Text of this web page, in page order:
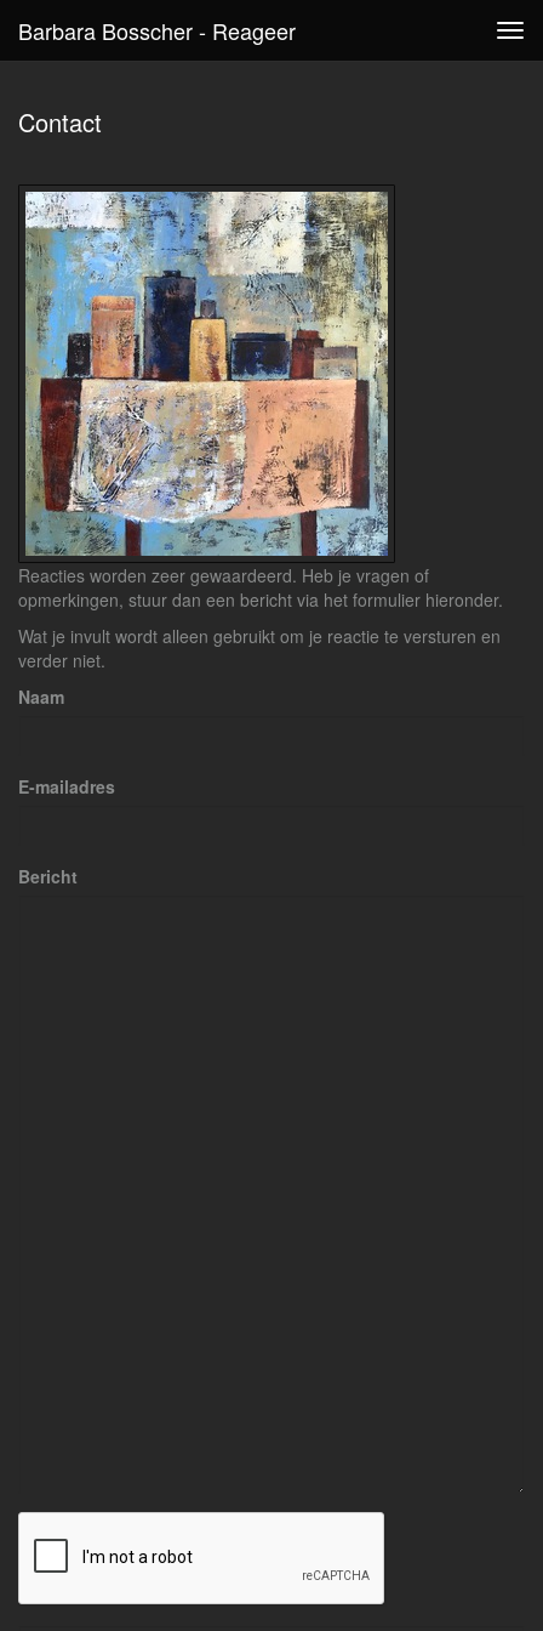
Barbara Bosscher - Reageer
Contact
Reacties worden zeer gewaardeerd. Heb je vragen of
opmerkingen, stuur dan een bericht via het formulier hieronder.
Wat je invult wordt alleen gebruikt om je reactie te versturen en
verder niet.
Naam
E-mailadres
Bericht